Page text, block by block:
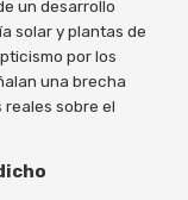
un desarrollo
solar y plantas de
por los
una brecha
sobre el